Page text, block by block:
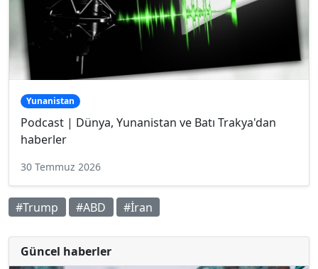
Yunanistan
Podcast | Dünya, Yunanistan ve Batı Trakya'dan
haberler
30 Temmuz 2026
#Trump #ABD #İran
Güncel haberler